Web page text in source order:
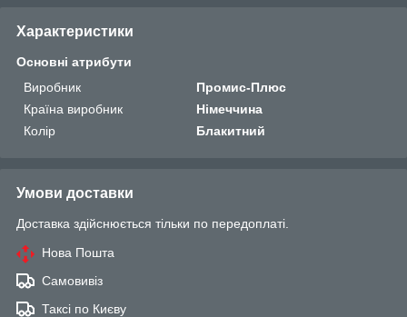
Характеристики
Основні атрибути
Виробник
Промис-Плюс
Країна виробник
Німеччина
Колір
Блакитний
Умови доставки
Доставка здійснюється тільки по передоплаті.
Нова Пошта
Самовивіз
Таксі по Києву